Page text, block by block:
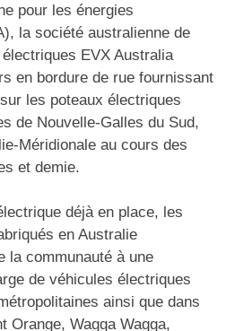
pour les énergies
la société australienne de
EVX Australia
en bordure de rue fournissant
les poteaux électriques
de Nouvelle-Galles du Sud,
Méridionale au cours des
et demie.
déjà en place, les
en Australie
la communauté à une
de véhicules électriques
ainsi que dans
Orange, Wagga Wagga,